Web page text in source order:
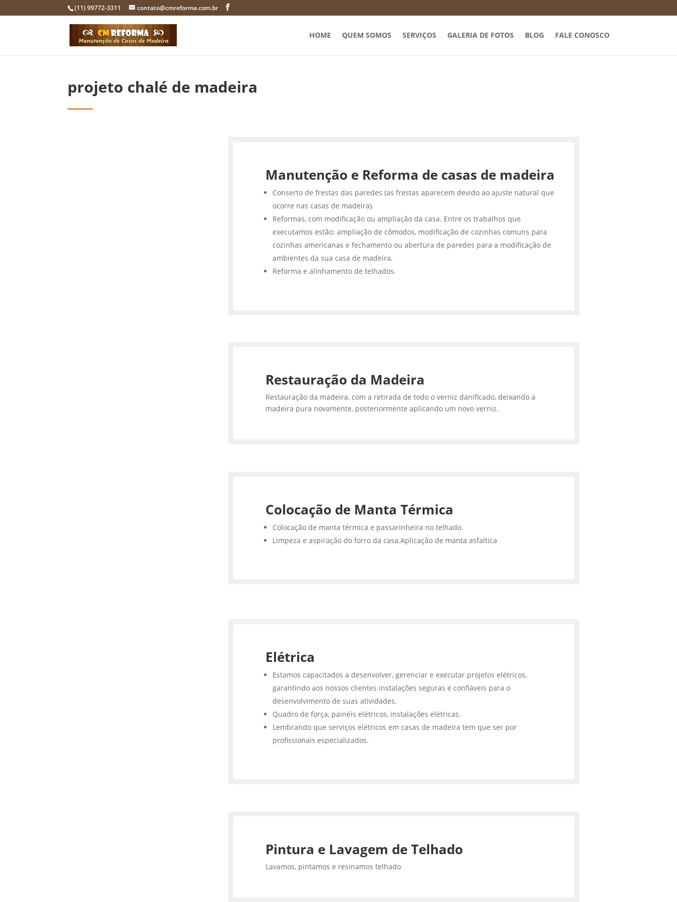
(11) 99772-3311 contato@cmreforma.com.br
HOME QUEM SOMOS SERVIÇOS GALERIA DE FOTOS BLOG FALE CONOSCO
projeto chalé de madeira
Manutenção e Reforma de casas de madeira
Conserto de frestas das paredes (as frestas aparecem devido ao ajuste natural que
ocorre nas casas de madeira).
Reformas, com modificação ou ampliação da casa. Entre os trabalhos que
executamos estão: ampliação de cômodos, modificação de cozinhas comuns para
cozinhas americanas e fechamento ou abertura de paredes para a modificação de
ambientes da sua casa de madeira.
Reforma e alinhamento de telhados.
Restauração da Madeira
Restauração da madeira, com a retirada de todo o verniz danificado, deixando a
madeira pura novamente, posteriormente aplicando um novo verniz.
Colocação de Manta Térmica
Colocação de manta térmica e passarinheira no telhado.
Limpeza e aspiração do forro da casa.Aplicação de manta asfaltica
Elétrica
Estamos capacitados a desenvolver, gerenciar e executar projetos elétricos,
garantindo aos nossos clientes instalações seguras e confiáveis para o
desenvolvimento de suas atividades.
Quadro de força, painéis elétricos, instalações elétricas.
Lembrando que serviços elétricos em casas de madeira tem que ser por
profissionais especializados.
Pintura e Lavagem de Telhado
Lavamos, pintamos e resinamos telhado